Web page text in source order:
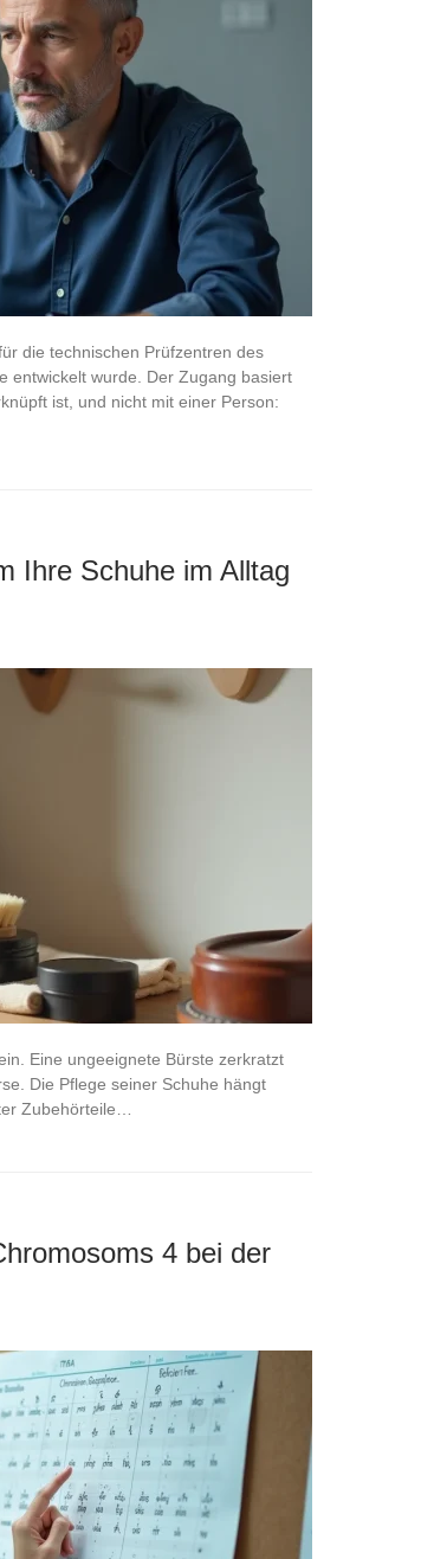
die technischen Prüfzentren des
entwickelt wurde. Der Zugang basiert
ist, und nicht mit einer Person:
Ihre Schuhe im Alltag
Eine ungeeignete Bürste zerkratzt
Die Pflege seiner Schuhe hängt
Zubehörteile…
4 bei der